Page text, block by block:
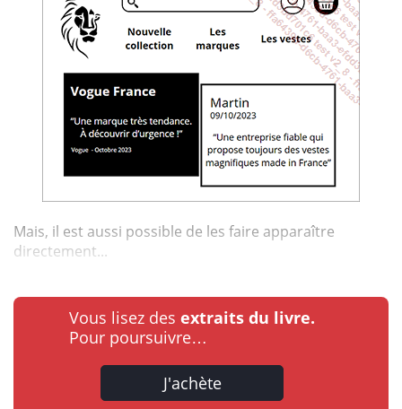
Mais, il est aussi possible de les faire apparaître
directement...
Vous lisez des extraits du livre.
Pour poursuivre…
J'achète